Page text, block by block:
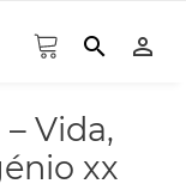
search person_outline
Vida,
xx